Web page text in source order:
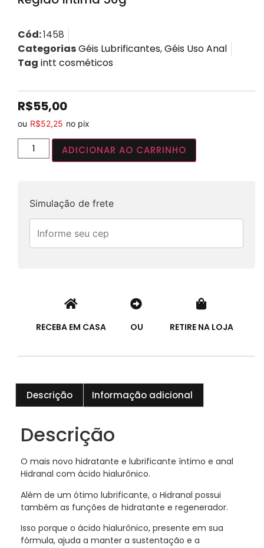
Cód:1458
CategoriasGéis Lubrificantes,Géis Uso Anal
Tag intt cosméticos
R$55,00
ou R$52,25 no pix
ADICIONAR AO CARRINHO
Simulação de frete
RECEBA EM CASA OU RETIRE NA LOJA
Descrição Informação adicional
Descrição
O mais novo hidratante e lubrificante íntimo e anal
Hidranal com ácido hialurônico.
Além de um ótimo lubrificante, o Hidranal possui
também as funções de hidratante e regenerador.
Isso porque o ácido hialurônico, presente em sua
fórmula, ajuda a manter a sustentação e a